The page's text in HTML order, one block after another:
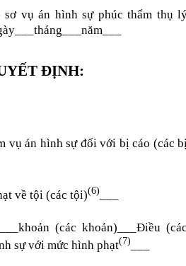
sơ vụ án hình sự phúc thẩm thụ
ĐỊNH:
vụ án hình sự đối với bị cáo (các
về tội (các tội)(6)
(các khoản)___Điều
sự với mức hình phạt(7)